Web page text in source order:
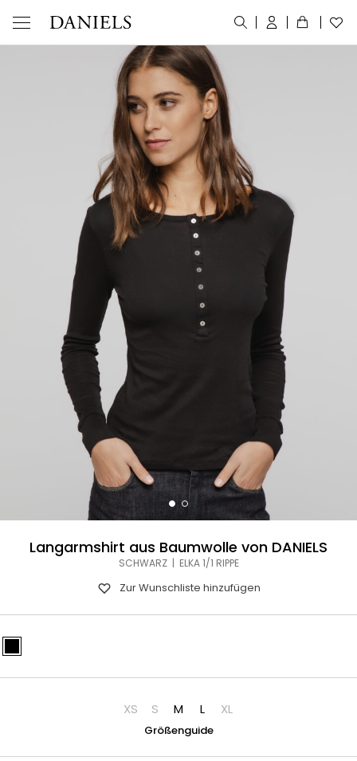
Langarmshirt aus Baumwolle von DANIELS
SCHWARZ | ELKA 1/1 RIPPE
Zur Wunschliste hinzufügen
XS S M L XL
Größenguide